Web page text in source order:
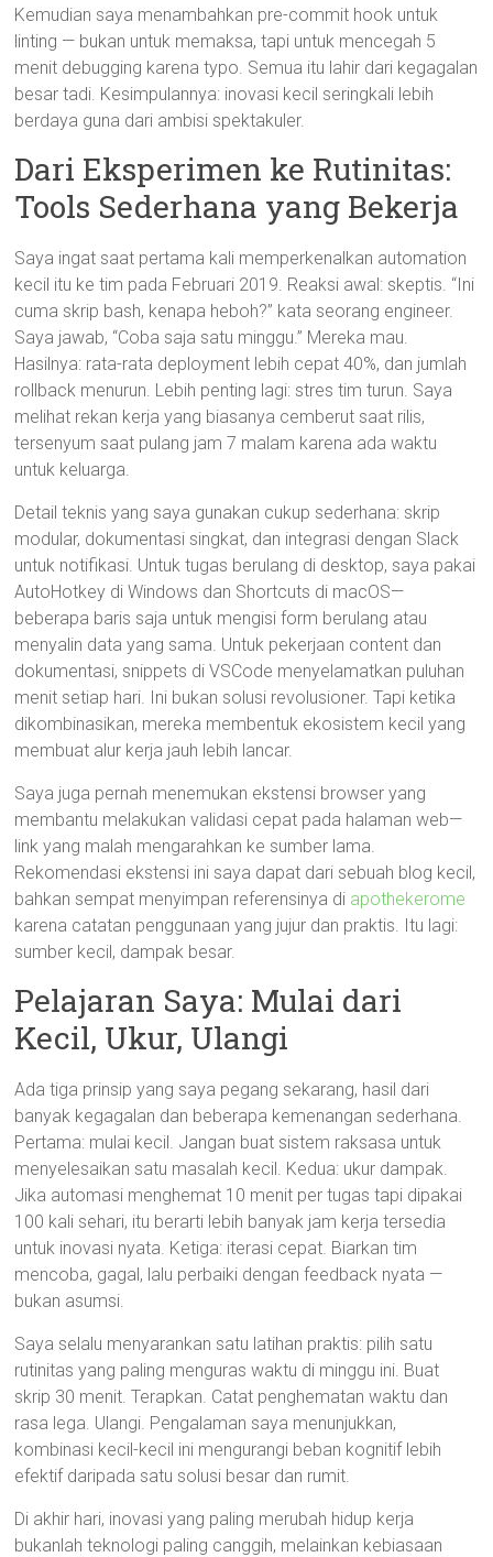
Kemudian saya menambahkan pre-commit hook untuk
linting — bukan untuk memaksa, tapi untuk mencegah 5
menit debugging karena typo. Semua itu lahir dari kegagalan
besar tadi. Kesimpulannya: inovasi kecil seringkali lebih
berdaya guna dari ambisi spektakuler.
Dari Eksperimen ke Rutinitas:
Tools Sederhana yang Bekerja
Saya ingat saat pertama kali memperkenalkan automation
kecil itu ke tim pada Februari 2019. Reaksi awal: skeptis. “Ini
cuma skrip bash, kenapa heboh?” kata seorang engineer.
Saya jawab, “Coba saja satu minggu.” Mereka mau.
Hasilnya: rata-rata deployment lebih cepat 40%, dan jumlah
rollback menurun. Lebih penting lagi: stres tim turun. Saya
melihat rekan kerja yang biasanya cemberut saat rilis,
tersenyum saat pulang jam 7 malam karena ada waktu
untuk keluarga.
Detail teknis yang saya gunakan cukup sederhana: skrip
modular, dokumentasi singkat, dan integrasi dengan Slack
untuk notifikasi. Untuk tugas berulang di desktop, saya pakai
AutoHotkey di Windows dan Shortcuts di macOS—
beberapa baris saja untuk mengisi form berulang atau
menyalin data yang sama. Untuk pekerjaan content dan
dokumentasi, snippets di VSCode menyelamatkan puluhan
menit setiap hari. Ini bukan solusi revolusioner. Tapi ketika
dikombinasikan, mereka membentuk ekosistem kecil yang
membuat alur kerja jauh lebih lancar.
Saya juga pernah menemukan ekstensi browser yang
membantu melakukan validasi cepat pada halaman web—
link yang malah mengarahkan ke sumber lama.
Rekomendasi ekstensi ini saya dapat dari sebuah blog kecil,
bahkan sempat menyimpan referensinya di apothekerome
karena catatan penggunaan yang jujur dan praktis. Itu lagi:
sumber kecil, dampak besar.
Pelajaran Saya: Mulai dari
Kecil, Ukur, Ulangi
Ada tiga prinsip yang saya pegang sekarang, hasil dari
banyak kegagalan dan beberapa kemenangan sederhana.
Pertama: mulai kecil. Jangan buat sistem raksasa untuk
menyelesaikan satu masalah kecil. Kedua: ukur dampak.
Jika automasi menghemat 10 menit per tugas tapi dipakai
100 kali sehari, itu berarti lebih banyak jam kerja tersedia
untuk inovasi nyata. Ketiga: iterasi cepat. Biarkan tim
mencoba, gagal, lalu perbaiki dengan feedback nyata —
bukan asumsi.
Saya selalu menyarankan satu latihan praktis: pilih satu
rutinitas yang paling menguras waktu di minggu ini. Buat
skrip 30 menit. Terapkan. Catat penghematan waktu dan
rasa lega. Ulangi. Pengalaman saya menunjukkan,
kombinasi kecil-kecil ini mengurangi beban kognitif lebih
efektif daripada satu solusi besar dan rumit.
Di akhir hari, inovasi yang paling merubah hidup kerja
bukanlah teknologi paling canggih, melainkan kebiasaan